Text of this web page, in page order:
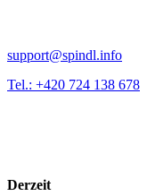
support@spindl.info
Tel.: +420 724 138 678
Derzeit